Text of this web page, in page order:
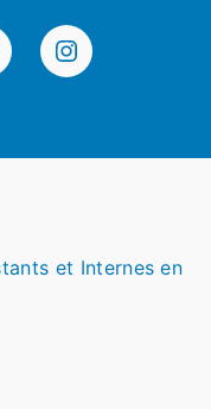
Instagram
et Internes en